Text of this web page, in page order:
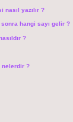
nasıl yazılır ?
hangi sayı gelir ?
?
nelerdir ?